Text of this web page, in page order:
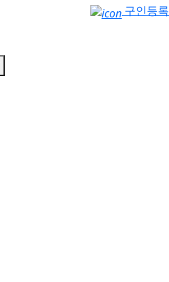
구인등록